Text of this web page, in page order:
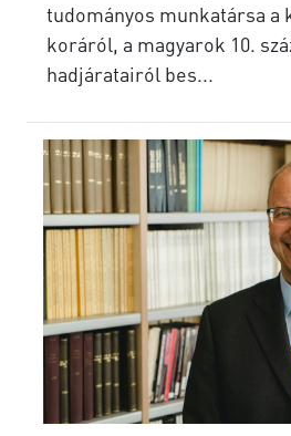
tudományos munkatársa a
koráról, a magyarok 10.
hadjáratairól bes...